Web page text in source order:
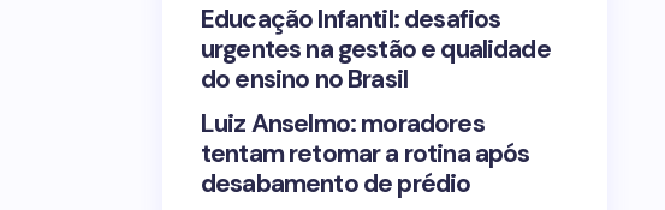
Educação Infantil: desafios
urgentes na gestão e qualidade
do ensino no Brasil
Luiz Anselmo: moradores
tentam retomar a rotina após
desabamento de prédio